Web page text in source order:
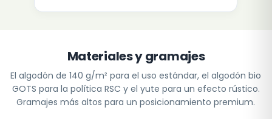
Materiales y gramajes
El algodón de 140 g/m² para el uso estándar, el algodón bio
GOTS para la política RSC y el yute para un efecto rústico.
Gramajes más altos para un posicionamiento premium.